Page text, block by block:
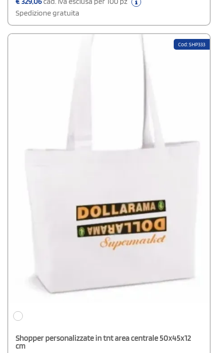
Spedizione gratuita
Cod: SHP333
Shopper personalizzate in tnt area centrale 50x45x12
cm